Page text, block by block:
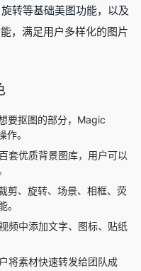
转等基础美图功能，以及
，满足用户多样化的图片
要抠图的部分，Magic
。
套优质背景图库，用户可以
剪、旋转、场景、相框、荧
。
频中添加文字、图标、贴纸
将素材快速转发给团队成